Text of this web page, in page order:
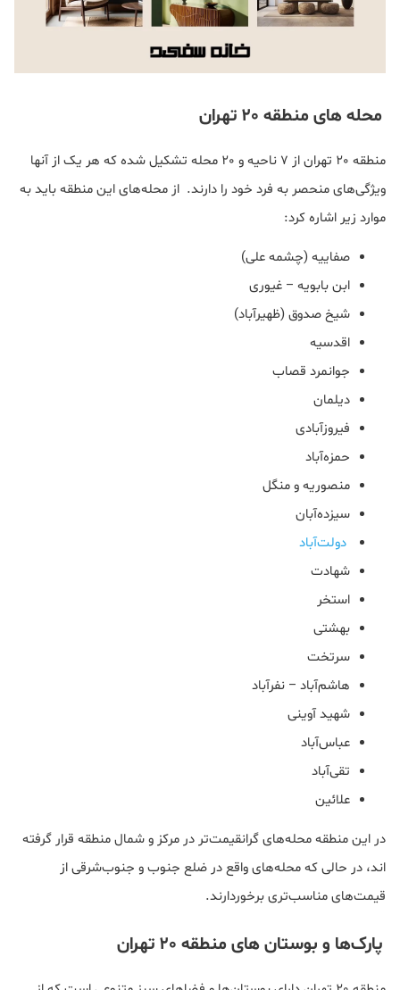
محله های منطقه 20 تهران
منطقه 20 تهران از 7 ناحیه و 20 محله تشکیل شده که هر یک از آنها
ویژگی‌های منحصر به فرد خود را دارند. از محله‌های این منطقه باید به
موارد زیر اشاره کرد:
صفاییه (چشمه علی)
ابن بابویه – غیوری
شیخ صدوق (ظهیرآباد)
اقدسیه
جوانمرد قصاب
دیلمان
فیروزآبادی
حمزه‌آباد
منصوریه و منگل
سیزده‌آبان
دولت‌آباد
شهادت
استخر
بهشتی
سرتخت
هاشم‌آباد – نفرآباد
شهید آوینی
عباس‌آباد
تقی‌آباد
علائین
در این منطقه محله‌های گرانقیمت‌تر در مرکز و شمال منطقه قرار گرفته
اند، در حالی که محله‌های واقع در ضلع جنوب و جنوب‌شرقی از
قیمت‌های مناسب‌تری برخوردارند.
پارک‌ها و بوستان های منطقه 20 تهران